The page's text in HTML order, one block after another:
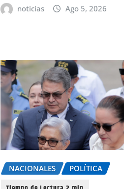
noticias Ago 5, 2026
NACIONALES POLÍTICA